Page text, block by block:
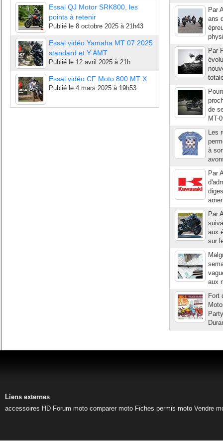
Essai QJ Motor SRK800, les
points à retenir
Publié le 8 octobre 2025 à 21h43
Essai vidéo Yamaha MT 07 2025
standard et Y AMT
Publié le 12 avril 2025 à 21h
Essai vidéo CF Moto 800 MT X
Publié le 4 mars 2025 à 19h53
Par
ans
Par
de
MT-
Les
à
Par
Par
aux
sur
aux
Fort
Liens externes
accessoires HD Forum moto comparer moto Fiches permis moto Vendre